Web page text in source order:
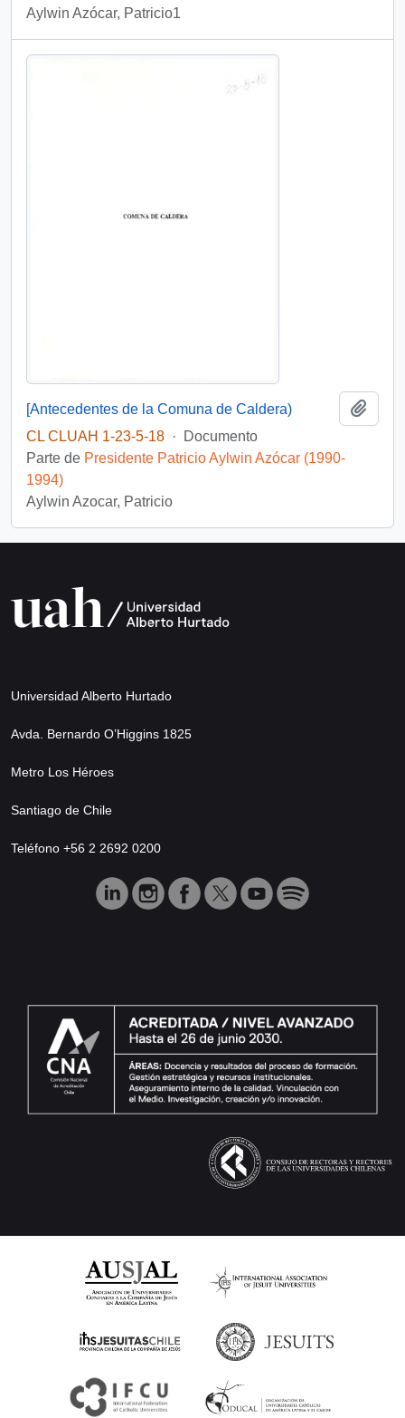
Aylwin Azócar, Patricio1
[Antecedentes de la Comuna de Caldera)
CL CLUAH 1-23-5-18 ·
Documento
Parte de Presidente Patricio Aylwin Azócar (1990-
1994)
Aylwin Azocar, Patricio
Universidad Alberto Hurtado
Avda. Bernardo O’Higgins 1825
Metro Los Héroes
Santiago de Chile
Teléfono +56 2 2692 0200